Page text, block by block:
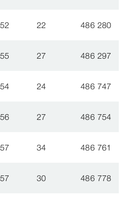
52 22 486 280
55 27 486 297
54 24 486 747
56 27 486 754
57 34 486 761
57 30 486 778